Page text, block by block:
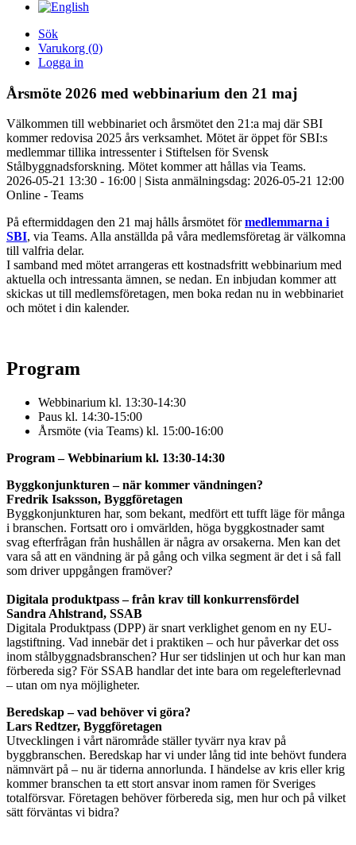
Sök
Varukorg (0)
Logga in
Årsmöte 2026 med webbinarium den 21 maj
Välkommen till webbinariet och årsmötet den 21:a maj där SBI
kommer redovisa 2025 års verksamhet. Mötet är öppet för SBI:s
medlemmar tillika intressenter i Stiftelsen för Svensk
Stålbyggnadsforskning. Mötet kommer att hållas via Teams.
2026-05-21 13:30 - 16:00 | Sista anmälningsdag: 2026-05-21 12:00
Online - Teams
På eftermiddagen den 21 maj hålls årsmötet förmedlemmarna i
SBI, via Teams. Alla anställda på våra medlemsföretag är välkomna
till valfria delar.
I samband med mötet arrangeras ett kostnadsfritt webbinarium med
aktuella och intressanta ämnen, se nedan. En inbjudan kommer att
skickas ut till medlemsföretagen, men boka redan nu in webbinariet
och mötet i din kalender.
Program
Webbinarium kl. 13:30-14:30
Paus kl. 14:30-15:00
Årsmöte (via Teams) kl. 15:00-16:00
Program – Webbinarium kl. 13:30-14:30
Bygg­konjunkturen – när kommer vändningen?
Fredrik Isaksson, Byggföretagen
Byggkonjunkturen har, som bekant, medfört ett tufft läge för många
i branschen. Fortsatt oro i omvärlden, höga byggkostnader samt
svag efterfrågan från hushållen är några av orsakerna. Men kan det
vara så att en vändning är på gång och vilka segment är det i så fall
som driver uppgången framöver?
Digitala produktpass – från krav till konkurrensfördel
Sandra Ahlstrand, SSAB
Digitala Produktpass (DPP) är snart verklighet genom en ny EU-
lagstiftning. Vad innebär det i praktiken – och hur påverkar det oss
inom stålbyggnadsbranschen? Hur ser tidslinjen ut och hur kan man
förbereda sig? För SSAB handlar det inte bara om regelefterlevnad
– utan om nya möjligheter.
Beredskap – vad behöver vi göra?
Lars Redtzer, Byggföretagen
Utvecklingen i vårt närområde ställer tyvärr nya krav på
byggbranschen. Beredskap har vi under lång tid inte behövt fundera
nämnvärt på – nu är tiderna annorlunda. I händelse av kris eller krig
kommer branschen ta ett stort ansvar inom ramen för Sveriges
totalförsvar. Företagen behöver förbereda sig, men hur och på vilket
sätt förväntas vi bidra?